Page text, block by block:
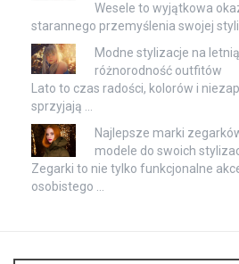
Wesele to wyjątkowa
starannego przemyślenia swojej
Modne stylizacje na
różnorodność outfitów
Lato to czas radości, kolorów i
sprzyjają …
Najlepsze marki
modele do swoich
Zegarki to nie tylko funkcjonalne
osobistego …